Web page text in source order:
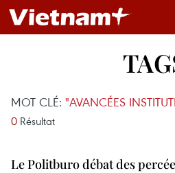
MOT CLÉ: "AVANCÉES
0 Résultat
Le Politburo débat des